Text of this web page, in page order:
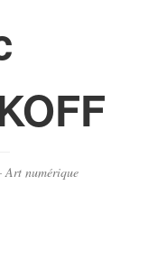
Art numérique